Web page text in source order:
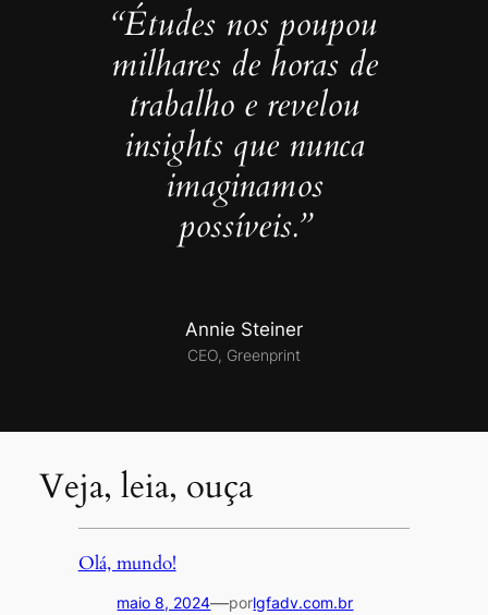
“Études nos poupou
milhares de horas de
trabalho e revelou
insights que nunca
imaginamos
possíveis.”
Annie Steiner
CEO, Greenprint
Veja, leia, ouça
Olá, mundo!
maio 8, 2024—porlgfadv.com.br